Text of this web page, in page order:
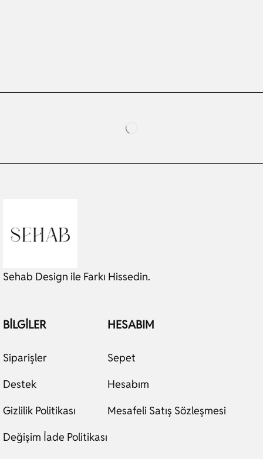
Sehab Design ile Farkı Hissedin.
BILGILER
Siparişler
Destek
Gizlilik Politikası
Değişim İade Politikası
HESABIM
Sepet
Hesabım
Mesafeli Satış Sözleşmesi